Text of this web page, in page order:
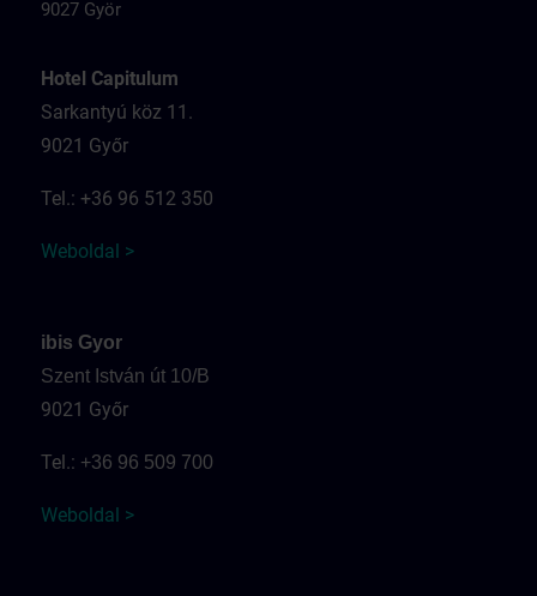
9027 Györ
Hotel Capitulum
Sarkantyú köz 11.
9021 Győr
Tel.: +36 96 512 350
Weboldal >
ibis Gyor
Szent István út 10/B
9021 Győr
Tel.: +36 96 509 700
Weboldal >